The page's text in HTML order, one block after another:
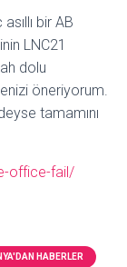
bir AB
LNC21
dolu
öneriyorum.
tamamını
office-fail/
HABERLER